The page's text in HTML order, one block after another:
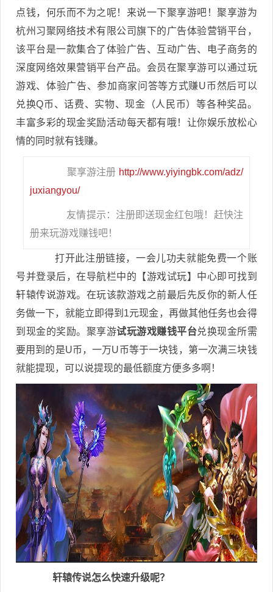
点钱，何乐而不为之呢！来说一下聚享游吧！聚享游为
杭州习聚网络技术有限公司旗下的广告体验营销平台，
该平台是一款集合了体验广告、互动广告、电子商务的
深度网络效果营销平台产品。会员在聚享游可以通过玩
游戏、体验广告、参加商家问答等方式赚U币然后可以
兑换Q币、话费、实物、现金（人民币）等各种奖品。
丰富多彩的现金奖励活动每天都有哦！让你娱乐放松心
情的同时就有钱赚。
聚享游注册 http://www.yiyingbk.com/adz/
juxiangyou/
友情提示：注册即送现金红包哦！赶快注
册来玩游戏赚钱吧！
打开此注册链接，一会儿功夫就能免费一个账
号并登录后，在导航栏中的【游戏试玩】中心即可找到
轩辕传说游戏。在玩该款游戏之前最后先反你的新人任
务做一下，就能立即得到1元现金，再做其他任务也会得
到现金的奖励。聚享游试玩游戏赚钱平台兑换现金所需
要用到的是U币，一万U币等于一块钱，第一次满三块钱
就能提现，可以说提现的最低额度方便多多啊！
轩辕传说怎么快速升级呢？